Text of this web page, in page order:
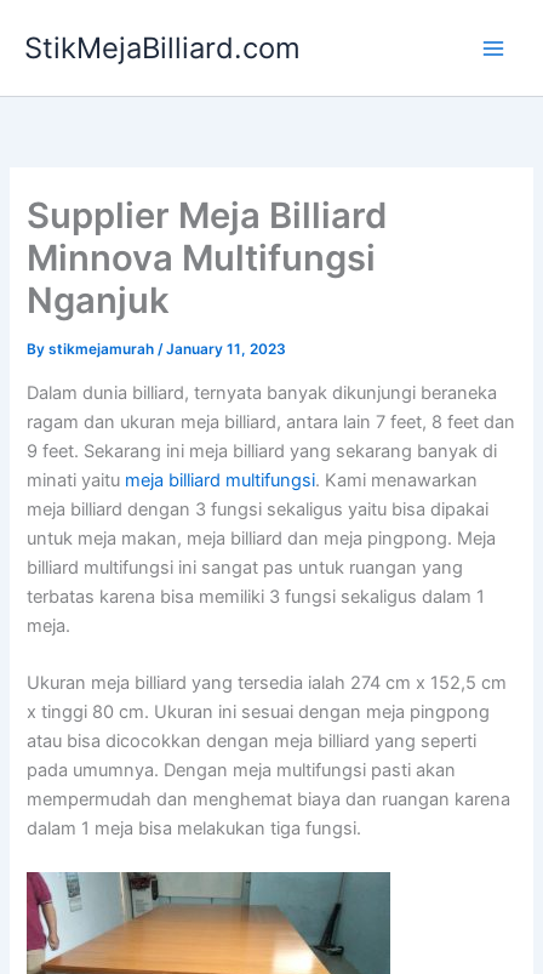
StikMejaBilliard.com
Supplier Meja Billiard
Minnova Multifungsi
Nganjuk
Bystikmejamurah/January 11, 2023
Dalam dunia billiard, ternyata banyak dikunjungi beraneka
ragam dan ukuran meja billiard, antara lain 7 feet, 8 feet dan
9 feet. Sekarang ini meja billiard yang sekarang banyak di
minati yaitu meja billiard multifungsi. Kami menawarkan
meja billiard dengan 3 fungsi sekaligus yaitu bisa dipakai
untuk meja makan, meja billiard dan meja pingpong. Meja
billiard multifungsi ini sangat pas untuk ruangan yang
terbatas karena bisa memiliki 3 fungsi sekaligus dalam 1
meja.
Ukuran meja billiard yang tersedia ialah 274 cm x 152,5 cm
x tinggi 80 cm. Ukuran ini sesuai dengan meja pingpong
atau bisa dicocokkan dengan meja billiard yang seperti
pada umumnya. Dengan meja multifungsi pasti akan
mempermudah dan menghemat biaya dan ruangan karena
dalam 1 meja bisa melakukan tiga fungsi.